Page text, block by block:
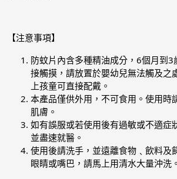
【注意事項】
防蚊片內含多種精油成分，6個月到3
接觸摸，請放置於嬰幼兒無法觸及之
上孩童可直接配戴。
本產品僅供外用，不可食用。使用時
肌膚。
如有誤服或若使用後有過敏或不適症
並盡速就醫。
使用後請洗手，並遠離食物﹑飲料及
眼睛或嘴巴，請馬上用清水大量沖洗。